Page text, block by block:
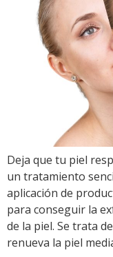
Deja que tu piel
un tratamiento
aplicación de
para conseguir la
de la piel. Se trata
renueva la piel